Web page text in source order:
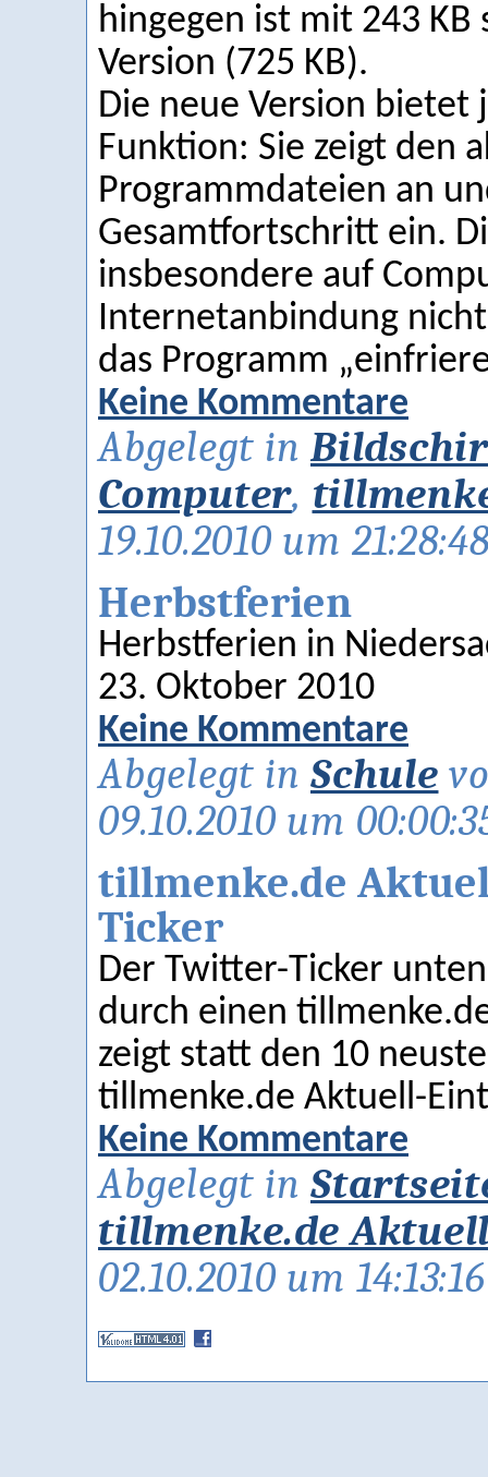
hingegen ist mit 243
Version (725 KB).
Die neue Version bietet
Funktion: Sie zeigt den
Programmdateien an
Gesamtfortschritt ein.
insbesondere auf
Internetanbindung
das Programm
Keine Kommentare
Abgelegt in
Computer,
19.10.2010 um
Herbstferien
Herbstferien in
23. Oktober 2010
Keine Kommentare
Abgelegt in Schule
09.10.2010 um
tillmenke.de
Ticker
Der Twitter-Ticker
durch einen
zeigt statt den 10
tillmenke.de Aktuell-
Keine Kommentare
Abgelegt in
tillmenke.de
02.10.2010 um